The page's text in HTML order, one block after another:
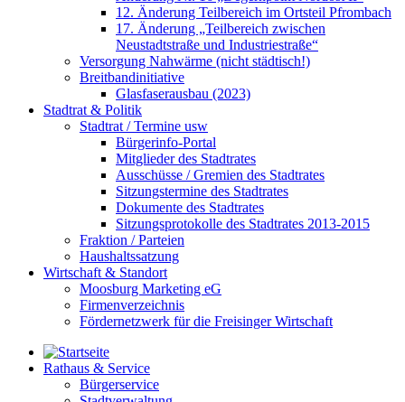
12. Änderung Teilbereich im Ortsteil Pfrombach
17. Änderung „Teilbereich zwischen
Neustadtstraße und Industriestraße“
Versorgung Nahwärme (nicht städtisch!)
Breitbandinitiative
Glasfaserausbau (2023)
Stadtrat & Politik
Stadtrat / Termine usw
Bürgerinfo-Portal
Mitglieder des Stadtrates
Ausschüsse / Gremien des Stadtrates
Sitzungstermine des Stadtrates
Dokumente des Stadtrates
Sitzungsprotokolle des Stadtrates 2013-2015
Fraktion / Parteien
Haushaltssatzung
Wirtschaft & Standort
Moosburg Marketing eG
Firmenverzeichnis
Fördernetzwerk für die Freisinger Wirtschaft
Rathaus & Service
Bürgerservice